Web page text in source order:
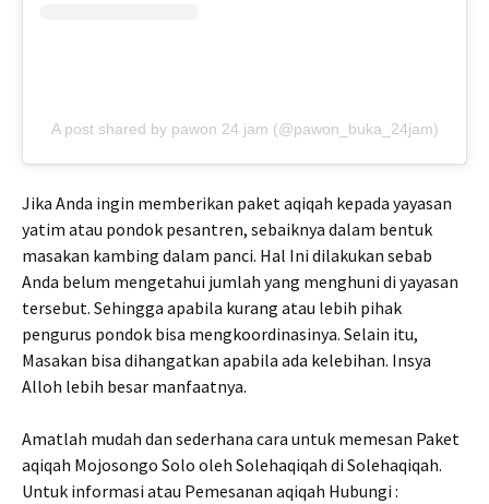
A post shared by pawon 24 jam (@pawon_buka_24jam)
Jika Anda ingin memberikan paket aqiqah kepada yayasan
yatim atau pondok pesantren, sebaiknya dalam bentuk
masakan kambing dalam panci. Hal Ini dilakukan sebab
Anda belum mengetahui jumlah yang menghuni di yayasan
tersebut. Sehingga apabila kurang atau lebih pihak
pengurus pondok bisa mengkoordinasinya. Selain itu,
Masakan bisa dihangatkan apabila ada kelebihan. Insya
Alloh lebih besar manfaatnya.
Amatlah mudah dan sederhana cara untuk memesan Paket
aqiqah Mojosongo Solo oleh Solehaqiqah di Solehaqiqah.
Untuk informasi atau Pemesanan aqiqah Hubungi :